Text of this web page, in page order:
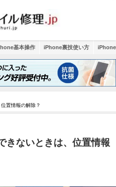
基本操作 iPhone裏技使い方
置情報の解除？
きないときは、位置情報